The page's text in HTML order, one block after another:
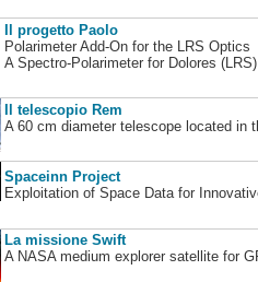
Il progetto Paolo
Polarimeter Add-On for the LRS Optics
A Spectro-Polarimeter for Dolores
Il telescopio Rem
A 60 cm diameter telescope located in
Spaceinn Project
Exploitation of Space Data for
La missione Swift
A NASA medium explorer satellite for